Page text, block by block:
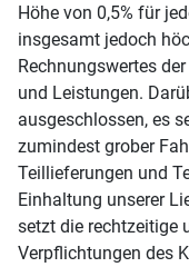
Höhe von 0,5% für
insgesamt jedoch
Rechnungswertes
und Leistungen.
ausgeschlossen, es
zumindest grober
Teillieferungen und
Einhaltung unserer
setzt die rechtzeitige
Verpflichtungen des